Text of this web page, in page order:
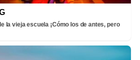
la vieja escuela ¡Cómo los de antes, pero